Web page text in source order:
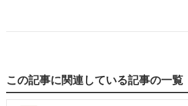
この記事に関連している記事の一覧